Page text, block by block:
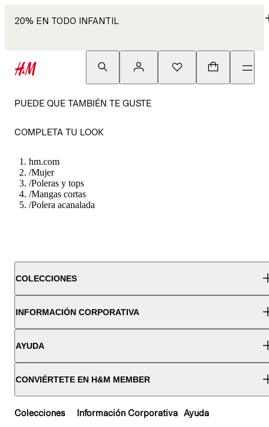
20% EN TODO INFANTIL
PUEDE QUE TAMBIÉN TE GUSTE
COMPLETA TU LOOK
hm.com
/Mujer
/Poleras y tops
/Mangas cortas
/Polera acanalada
COLECCIONES
INFORMACIÓN CORPORATIVA
AYUDA
CONVIÉRTETE EN H&M MEMBER
Colecciones Información Corporativa Ayuda